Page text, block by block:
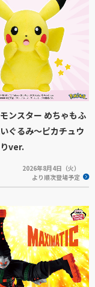
ンスター めちゃもふ
ぐるみ～ピカチュウ
ver.
2026年8月4日（火）
より順次登場予定